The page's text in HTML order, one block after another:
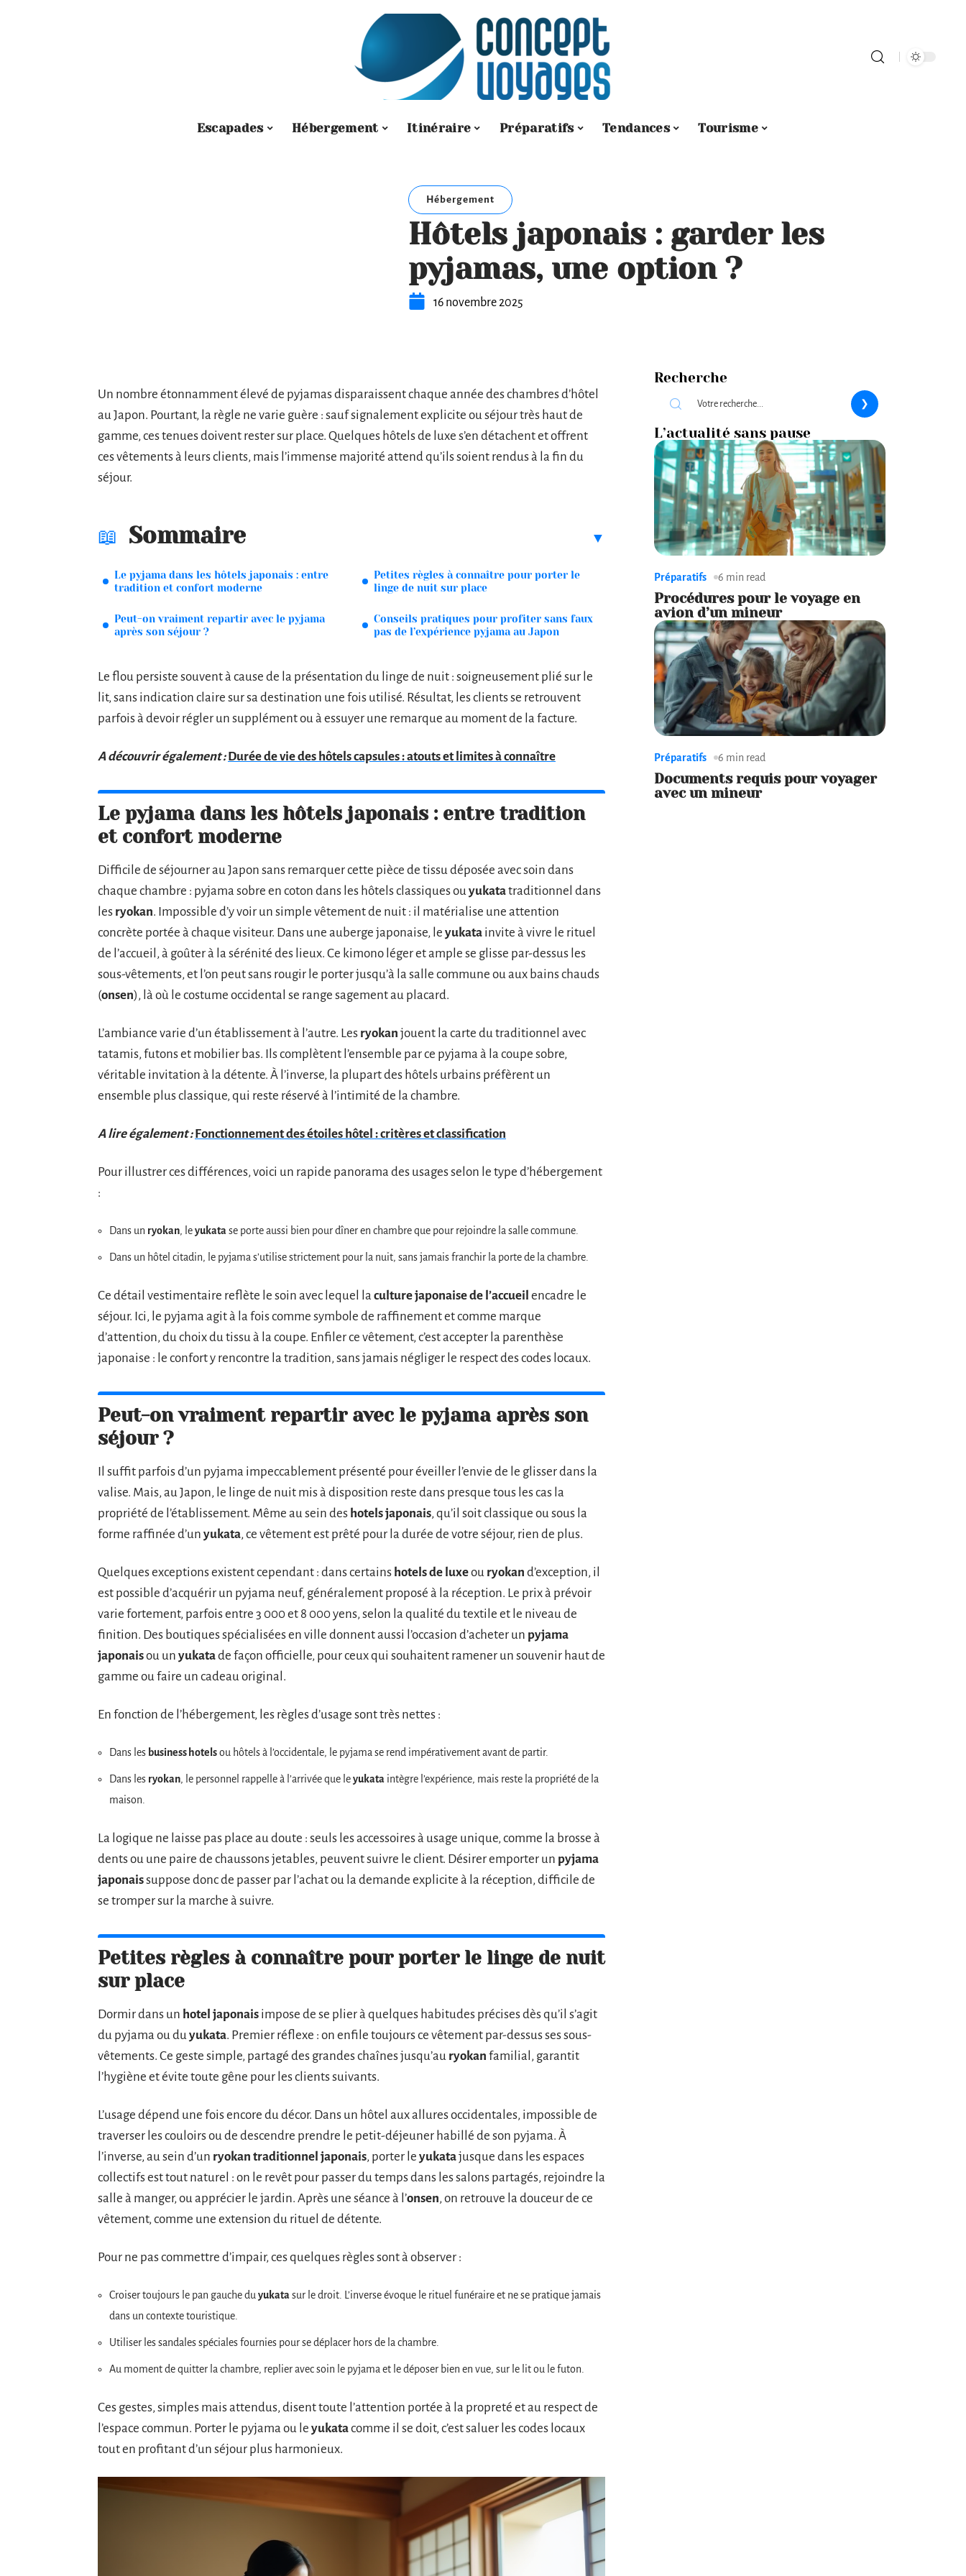
Escapades Hébergement Itinéraire Préparatifs Tendances Tourisme
Hébergement
Hôtels japonais : garder les
pyjamas, une option ?
16 novembre 2025
Un nombre étonnamment élevé de pyjamas disparaissent chaque année des chambres d’hôtel
au Japon. Pourtant, la règle ne varie guère : sauf signalement explicite ou séjour très haut de
gamme, ces tenues doivent rester sur place. Quelques hôtels de luxe s’en détachent et offrent
ces vêtements à leurs clients, mais l’immense majorité attend qu’ils soient rendus à la fin du
séjour.
Sommaire
Le pyjama dans les hôtels japonais : entre
tradition et confort moderne
Peut-on vraiment repartir avec le pyjama
après son séjour ?
Petites règles à connaître pour porter le
linge de nuit sur place
Conseils pratiques pour profiter sans faux
pas de l’expérience pyjama au Japon
Le flou persiste souvent à cause de la présentation du linge de nuit : soigneusement plié sur le
lit, sans indication claire sur sa destination une fois utilisé. Résultat, les clients se retrouvent
parfois à devoir régler un supplément ou à essuyer une remarque au moment de la facture.
A découvrir également : Durée de vie des hôtels capsules : atouts et limites à connaître
Le pyjama dans les hôtels japonais : entre tradition
et confort moderne
Difficile de séjourner au Japon sans remarquer cette pièce de tissu déposée avec soin dans
chaque chambre : pyjama sobre en coton dans les hôtels classiques ou yukatatraditionnel dans
les ryokan. Impossible d’y voir un simple vêtement de nuit : il matérialise une attention
concrète portée à chaque visiteur. Dans une auberge japonaise, le yukata invite à vivre le rituel
de l’accueil, à goûter à la sérénité des lieux. Ce kimono léger et ample se glisse par-dessus les
sous-vêtements, et l’on peut sans rougir le porter jusqu’à la salle commune ou aux bains chauds
(onsen), là où le costume occidental se range sagement au placard.
L’ambiance varie d’un établissement à l’autre. Les ryokan jouent la carte du traditionnel avec
tatamis, futons et mobilier bas. Ils complètent l’ensemble par ce pyjama à la coupe sobre,
véritable invitation à la détente. À l’inverse, la plupart des hôtels urbains préfèrent un
ensemble plus classique, qui reste réservé à l’intimité de la chambre.
A lire également : Fonctionnement des étoiles hôtel : critères et classification
Pour illustrer ces différences, voici un rapide panorama des usages selon le type d’hébergement
:
Dans un ryokan, leyukatase porte aussi bien pour dîner en chambre que pour rejoindre la salle commune.
Dans un hôtel citadin, le pyjama s’utilise strictement pour la nuit, sans jamais franchir la porte de la chambre.
Ce détail vestimentaire reflète le soin avec lequel la culture japonaise de l’accueil encadre le
séjour. Ici, le pyjama agit à la fois comme symbole de raffinement et comme marque
d’attention, du choix du tissu à la coupe. Enfiler ce vêtement, c’est accepter la parenthèse
japonaise : le confort y rencontre la tradition, sans jamais négliger le respect des codes locaux.
Peut-on vraiment repartir avec le pyjama après son
séjour ?
Il suffit parfois d’un pyjama impeccablement présenté pour éveiller l’envie de le glisser dans la
valise. Mais, au Japon, le linge de nuit mis à disposition reste dans presque tous les cas la
propriété de l’établissement. Même au sein des hotels japonais, qu’il soit classique ou sous la
forme raffinée d’un yukata, ce vêtement est prêté pour la durée de votre séjour, rien de plus.
Quelques exceptions existent cependant : dans certains hotels de luxeou ryokan d’exception, il
est possible d’acquérir un pyjama neuf, généralement proposé à la réception. Le prix à prévoir
varie fortement, parfois entre 3 000 et 8 000 yens, selon la qualité du textile et le niveau de
finition. Des boutiques spécialisées en ville donnent aussi l’occasion d’acheter un pyjama
japonaisou un yukatade façon officielle, pour ceux qui souhaitent ramener un souvenir haut de
gamme ou faire un cadeau original.
En fonction de l’hébergement, les règles d’usage sont très nettes :
Dans les business hotelsou hôtels à l’occidentale, le pyjama se rend impérativement avant de partir.
Dans les ryokan, le personnel rappelle à l’arrivée que leyukata intègre l’expérience, mais reste la propriété de la
maison.
La logique ne laisse pas place au doute : seuls les accessoires à usage unique, comme la brosse à
dents ou une paire de chaussons jetables, peuvent suivre le client. Désirer emporter un pyjama
japonaissuppose donc de passer par l’achat ou la demande explicite à la réception, difficile de
se tromper sur la marche à suivre.
Petites règles à connaître pour porter le linge de nuit
sur place
Dormir dans un hotel japonais impose de se plier à quelques habitudes précises dès qu’il s’agit
du pyjama ou du yukata. Premier réflexe : on enfile toujours ce vêtement par-dessus ses sous-
vêtements. Ce geste simple, partagé des grandes chaînes jusqu’au ryokan familial, garantit
l’hygiène et évite toute gêne pour les clients suivants.
L’usage dépend une fois encore du décor. Dans un hôtel aux allures occidentales, impossible de
traverser les couloirs ou de descendre prendre le petit-déjeuner habillé de son pyjama. À
l’inverse, au sein d’un ryokan traditionnel japonais, porter le yukatajusque dans les espaces
collectifs est tout naturel : on le revêt pour passer du temps dans les salons partagés, rejoindre la
salle à manger, ou apprécier le jardin. Après une séance à l’onsen, on retrouve la douceur de ce
vêtement, comme une extension du rituel de détente.
Pour ne pas commettre d’impair, ces quelques règles sont à observer :
Croiser toujours le pan gauche du yukatasur le droit. L’inverse évoque le rituel funéraire et ne se pratique jamais
dans un contexte touristique.
Utiliser les sandales spéciales fournies pour se déplacer hors de la chambre.
Au moment de quitter la chambre, replier avec soin le pyjama et le déposer bien en vue, sur le lit ou le futon.
Ces gestes, simples mais attendus, disent toute l’attention portée à la propreté et au respect de
l’espace commun. Porter le pyjama ou le yukatacomme il se doit, c’est saluer les codes locaux
tout en profitant d’un séjour plus harmonieux.
Recherche
L’actualité sans pause
Préparatifs 6 min read
Procédures pour le voyage en
avion d’un mineur
Préparatifs 6 min read
Documents requis pour voyager
avec un mineur